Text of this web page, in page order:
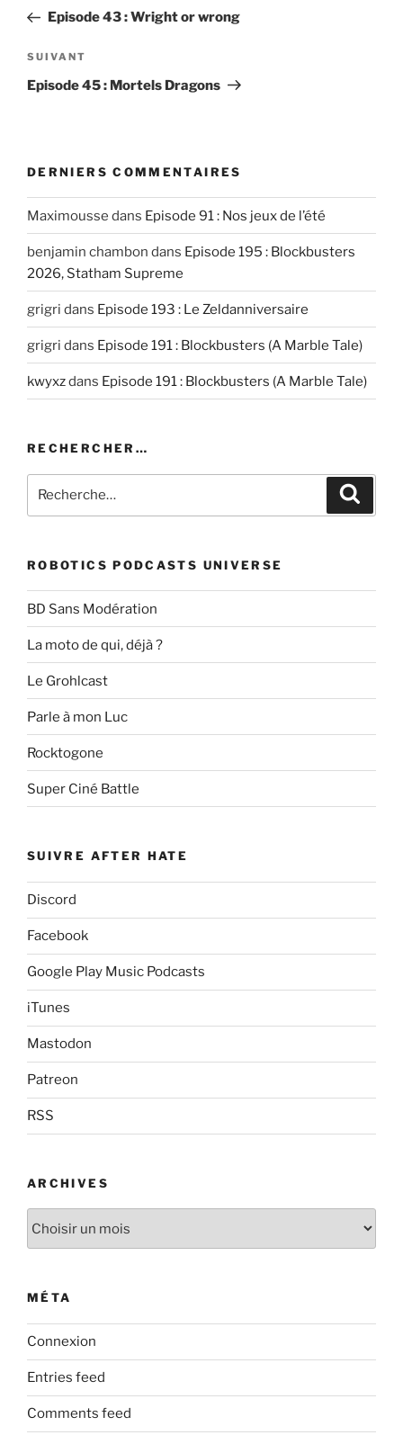
précédent
Episode 43 : Wright or wrong
Article
suivant
SUIVANT
Episode 45 : Mortels Dragons
DERNIERS COMMENTAIRES
Maximousse dans Episode 91 : Nos jeux de l’été
benjamin chambon dans Episode 195 : Blockbusters
2026, Statham Supreme
grigri dans Episode 193 : Le Zeldanniversaire
grigri dans Episode 191 : Blockbusters (A Marble Tale)
kwyxzdans Episode 191 : Blockbusters (A Marble Tale)
RECHERCHER…
pour
ROBOTICS PODCASTS UNIVERSE
BD Sans Modération
La moto de qui, déjà ?
Le Grohlcast
Parle à mon Luc
Rocktogone
Super Ciné Battle
SUIVRE AFTER HATE
Discord
Facebook
Google Play Music Podcasts
iTunes
Mastodon
Patreon
RSS
ARCHIVES
MÉTA
Connexion
Entries feed
Comments feed